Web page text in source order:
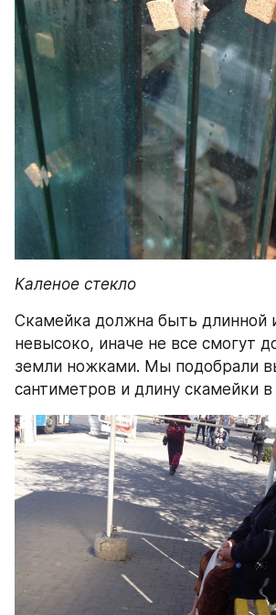
Каленое стекло
Скамейка должна быть длинной
невысоко, иначе не все смогут
земли ножками. Мы подобрали
сантиметров и длину скамейки